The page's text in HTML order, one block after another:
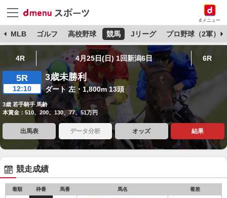
dメニュー
MLB ゴルフ 高校野球 競馬 Jリーグ プロ野球（2軍）
4R 4月25日(日) 1回新潟6日 6R
5R
12:10
3歳未勝利
ダート 左・1,800m 13頭
3歳 若手騎手 馬齢
本賞金：510、200、130、77、51万円
出馬表 データ分析 オッズ 結果
競走成績
着順 枠番 馬番 馬名 着差